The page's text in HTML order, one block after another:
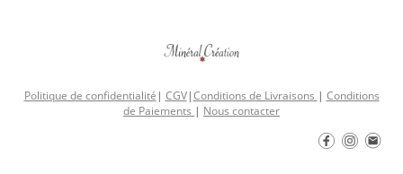
Politique de confidentialité | CGV|Conditions de Livraisons | Conditions
de Paiements | Nous contacter